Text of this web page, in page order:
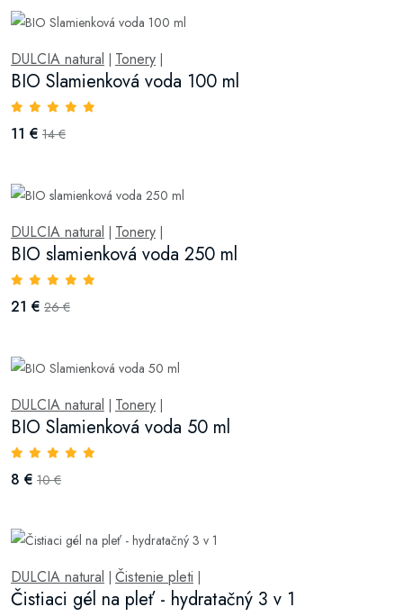
DULCIA natural Tonery
BIO Slamienková voda 100 ml
11 € 14 €
DULCIA natural | Tonery |
BIO slamienková voda 250 ml
21 € 26 €
DULCIA natural | Tonery |
BIO Slamienková voda 50 ml
8 € 10 €
DULCIA natural Čistenie pleti
Čistiaci gél na pleť - hydratačný 3 v 1